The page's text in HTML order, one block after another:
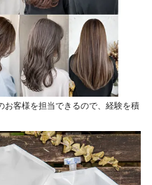
お客様を担当できるので、経験を積